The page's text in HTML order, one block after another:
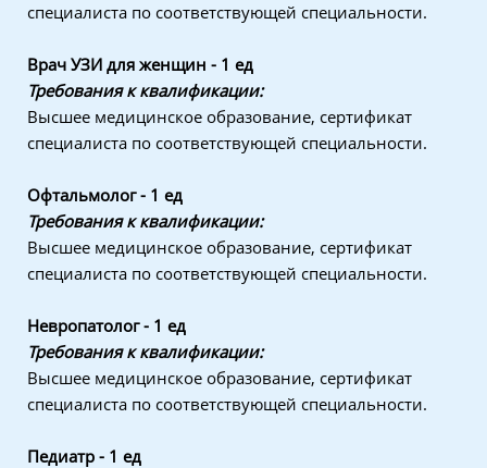
специалиста по соответствующей специальности.
Врач УЗИ для женщин - 1 ед
Требования к квалификации:
Высшее медицинское образование, сертификат
специалиста по соответствующей специальности.
Офтальмолог - 1 ед
Требования к квалификации:
Высшее медицинское образование, сертификат
специалиста по соответствующей специальности.
Невропатолог - 1 ед
Требования к квалификации:
Высшее медицинское образование, сертификат
специалиста по соответствующей специальности.
Педиатр - 1 ед